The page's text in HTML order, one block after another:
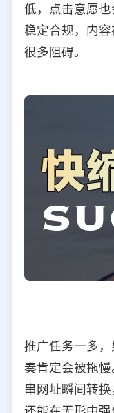
低，点击意愿
稳定合规，内
很多阻碍。
推广任务一多
奏肯定会被拖
串网址瞬间转换